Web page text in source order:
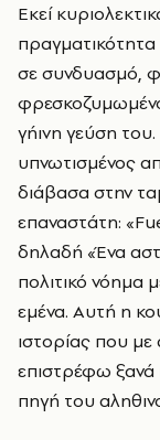
Εκεί
πραγματικότητα
σε συνδυασμό,
γήινη γεύση
υπνωτισμένος
διάβασα στην
επαναστάτη:
δηλαδή «Ένα
πολιτικό νόημα
εμένα. Αυτή η
ιστορίας που με
επιστρέφω ξανά
πηγή του